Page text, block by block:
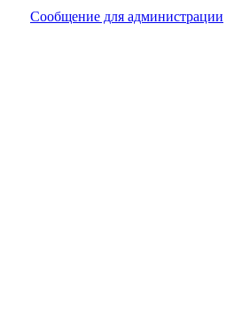
Сообщение для администрации